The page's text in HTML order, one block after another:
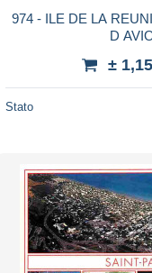
974 - ILE DE LA
D
±
Stato